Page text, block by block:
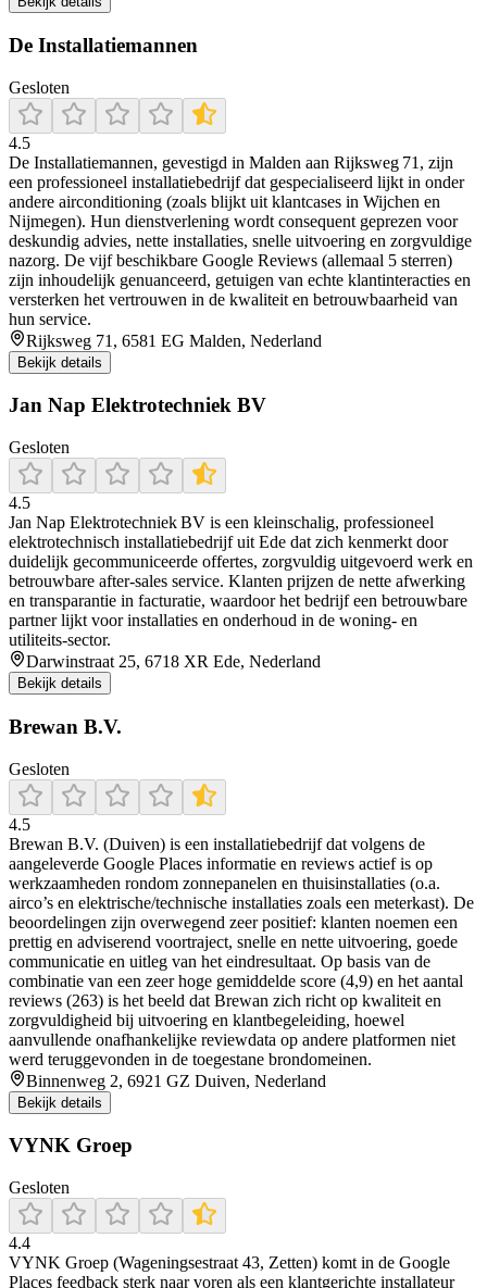
De Installatiemannen
Gesloten
4.5
De Installatiemannen, gevestigd in Malden aan Rijksweg 71, zijn
een professioneel installatiebedrijf dat gespecialiseerd lijkt in onder
andere airconditioning (zoals blijkt uit klantcases in Wijchen en
Nijmegen). Hun dienstverlening wordt consequent geprezen voor
deskundig advies, nette installaties, snelle uitvoering en zorgvuldige
nazorg. De vijf beschikbare Google Reviews (allemaal 5 sterren)
zijn inhoudelijk genuanceerd, getuigen van echte klantinteracties en
versterken het vertrouwen in de kwaliteit en betrouwbaarheid van
hun service.
Rijksweg 71, 6581 EG Malden, Nederland
Bekijk details
Jan Nap Elektrotechniek BV
Gesloten
4.5
Jan Nap Elektrotechniek BV is een kleinschalig, professioneel
elektrotechnisch installatiebedrijf uit Ede dat zich kenmerkt door
duidelijk gecommuniceerde offertes, zorgvuldig uitgevoerd werk en
betrouwbare after‑sales service. Klanten prijzen de nette afwerking
en transparantie in facturatie, waardoor het bedrijf een betrouwbare
partner lijkt voor installaties en onderhoud in de woning- en
utiliteits‑sector.
Darwinstraat 25, 6718 XR Ede, Nederland
Bekijk details
Brewan B.V.
Gesloten
4.5
Brewan B.V. (Duiven) is een installatiebedrijf dat volgens de
aangeleverde Google Places informatie en reviews actief is op
werkzaamheden rondom zonnepanelen en thuisinstallaties (o.a.
airco’s en elektrische/technische installaties zoals een meterkast). De
beoordelingen zijn overwegend zeer positief: klanten noemen een
prettig en adviserend voortraject, snelle en nette uitvoering, goede
communicatie en uitleg van het eindresultaat. Op basis van de
combinatie van een zeer hoge gemiddelde score (4,9) en het aantal
reviews (263) is het beeld dat Brewan zich richt op kwaliteit en
zorgvuldigheid bij uitvoering en klantbegeleiding, hoewel
aanvullende onafhankelijke reviewdata op andere platformen niet
werd teruggevonden in de toegestane brondomeinen.
Binnenweg 2, 6921 GZ Duiven, Nederland
Bekijk details
VYNK Groep
Gesloten
4.4
VYNK Groep (Wageningsestraat 43, Zetten) komt in de Google
Places feedback sterk naar voren als een klantgerichte installateur